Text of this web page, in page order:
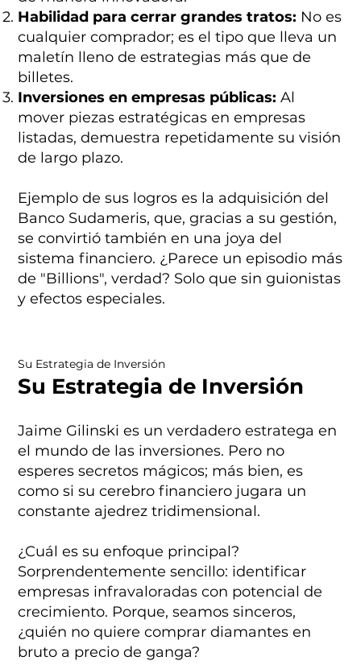
Su Estrategia de Inversión
Su Estrategia de Inversión
Jaime Gilinski es un verdadero estratega en
el mundo de las inversiones. Pero no
esperes secretos mágicos; más bien, es
como si su cerebro financiero jugara un
constante ajedrez tridimensional.
¿Cuál es su enfoque principal?
Sorprendentemente sencillo: identificar
empresas infravaloradas con potencial de
crecimiento. Porque, seamos sinceros,
¿quién no quiere comprar diamantes en
bruto a precio de ganga?
Habilidad para cerrar grandes tratos: No es
cualquier comprador; es el tipo que lleva un
maletín lleno de estrategias más que de
billetes.
Inversiones en empresas públicas: Al
mover piezas estratégicas en empresas
listadas, demuestra repetidamente su visión
de largo plazo.
Ejemplo de sus logros es la adquisición del
Banco Sudameris, que, gracias a su gestión,
se convirtió también en una joya del
sistema financiero. ¿Parece un episodio más
de "Billions", verdad? Solo que sin guionistas
y efectos especiales.